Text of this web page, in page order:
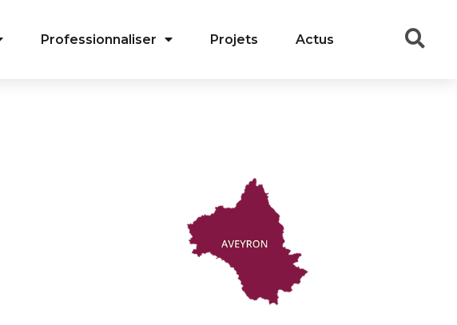
Professionnaliser Projets Actus